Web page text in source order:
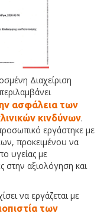
Διαχείριση
ασφάλεια των
κινδύνων.
εργάστηκε με
προκειμένου να
υγείας με
στην αξιολόγηση και
να εργάζεται με
των